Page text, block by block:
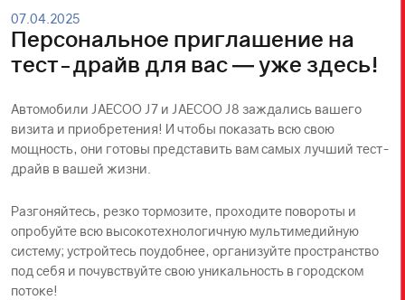
07.04.2025
Персональное приглашение на
тест-драйв для вас — уже здесь!
Автомобили JAECOO J7 и JAECOO J8 заждались вашего
визита и приобретения! И чтобы показать всю свою
мощность, они готовы представить вам самых лучший тест-
драйв в вашей жизни.
Разгоняйтесь, резко тормозите, проходите повороты и
опробуйте всю высокотехнологичную мультимедийную
систему; устройтесь поудобнее, организуйте пространство
под себя и почувствуйте свою уникальность в городском
потоке!